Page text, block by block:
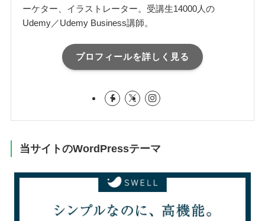
ーケター、イラストレーター。受講生14000人の
Udemy／Udemy Business講師。
プロフィールを詳しく見る
当サイトのWordPressテーマ